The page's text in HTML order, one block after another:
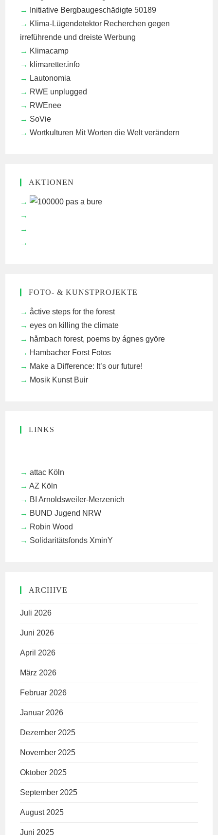
Initiative Bergbaugeschädigte 50189
Klima-Lügendetektor Recherchen gegen
irreführende und dreiste Werbung
Klimacamp
klimaretter.info
Lautonomia
RWE unplugged
RWEnee
SoVie
Wortkulturen Mit Worten die Welt verändern
AKTIONEN
FOTO- & KUNSTPROJEKTE
åctive steps for the forest
eyes on killing the climate
håmbach forest, poems by ágnes györe
Hambacher Forst Fotos
Make a Difference: It’s our future!
Mosik Kunst Buir
LINKS
attac Köln
AZ Köln
BI Arnoldsweiler-Merzenich
BUND Jugend NRW
Robin Wood
Solidaritätsfonds XminY
ARCHIVE
Juli 2026
Juni 2026
April 2026
März 2026
Februar 2026
Januar 2026
Dezember 2025
November 2025
Oktober 2025
September 2025
August 2025
Juni 2025